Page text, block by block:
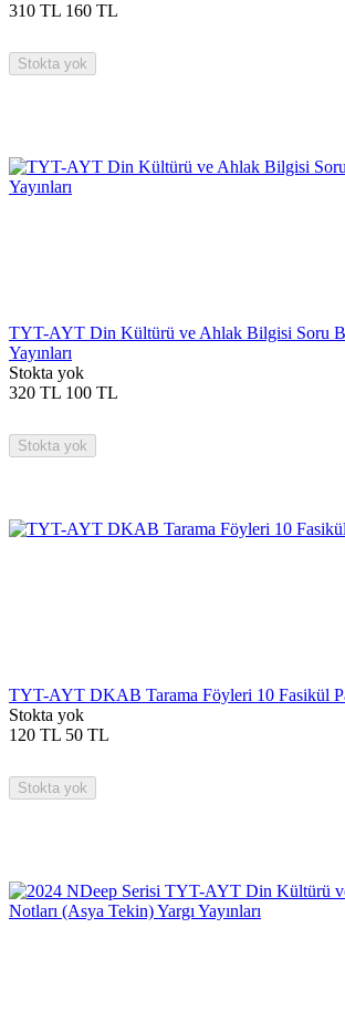
310 TL 160 TL
Stokta yok
TYT-AYT Din Kültürü ve Ahlak Bilgisi Soru
Yayınları
Stokta yok
320 TL 100 TL
Stokta yok
TYT-AYT DKAB Tarama Föyleri 10 Fasikül
Stokta yok
120 TL 50 TL
Stokta yok